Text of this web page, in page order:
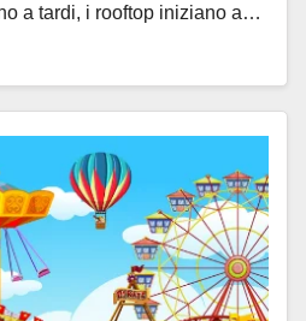
a tardi, i rooftop iniziano a…